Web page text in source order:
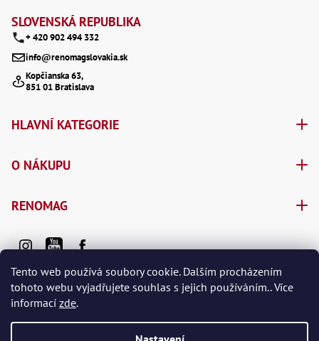
Tento web používá soubory cookie. Dalším procházením
tohoto webu vyjadřujete souhlas s jejich používáním.. Více
informací zde.
SLOVENSKÁ REPUBLIKA
+ 420 902 494 332
info@renomagslovakia.sk
Kopčianska 63,
851 01 Bratislava
HLAVNÍ KATEGORIE
O NÁKUPU
RENOMAG
Vytvořil Shoptet Premium